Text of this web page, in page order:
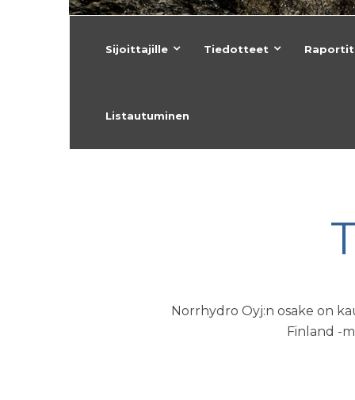
Sijoittajille Tiedotteet
Listautuminen
Norrhydro Oyj:n osake on
Finland -